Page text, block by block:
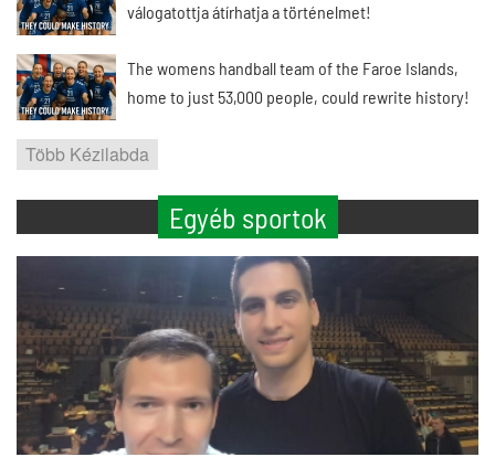
válogatottja átírhatja a történelmet!
The womens handball team of the Faroe Islands,
home to just 53,000 people, could rewrite history!
Több Kézilabda
Egyéb sportok